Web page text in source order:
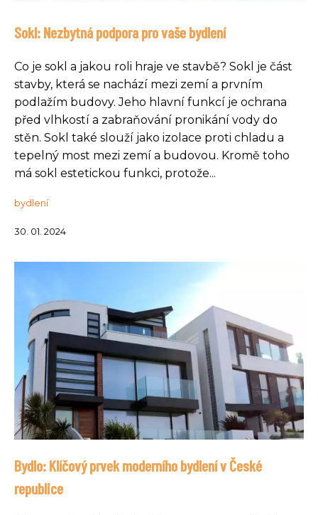
Sokl: Nezbytná podpora pro vaše bydlení
Co je sokl a jakou roli hraje ve stavbě? Sokl je část
stavby, která se nachází mezi zemí a prvním
podlažím budovy. Jeho hlavní funkcí je ochrana
před vlhkostí a zabraňování pronikání vody do
stěn. Sokl také slouží jako izolace proti chladu a
tepelný most mezi zemí a budovou. Kromě toho
má sokl estetickou funkci, protože...
bydlení
30. 01. 2024
Bydlo: Klíčový prvek moderního bydlení v České
republice